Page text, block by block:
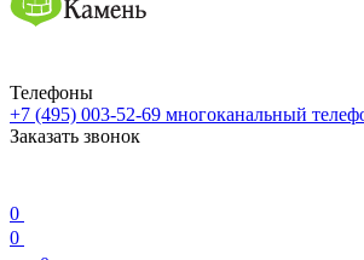
Телефоны
+7 (495) 003-52-69 многоканальный
Заказать звонок
0
0